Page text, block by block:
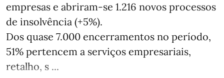
empresas e abriram‑se 1.216 novos processos
de insolvência (+5%).
Dos quase 7.000 encerramentos no período,
51% pertencem a serviços empresariais,
retalho, s ...